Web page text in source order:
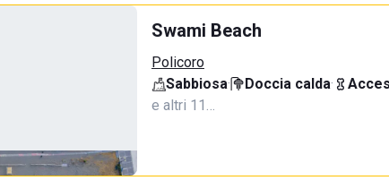
Swami Beach
Policoro
Sabbiosa· Doccia calda·
e altri 11…